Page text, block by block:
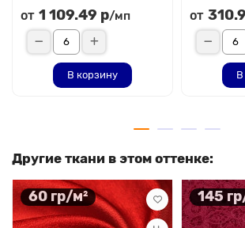
от 1 109.49 р/мп
В корзину
от
В
Другие ткани в этом оттенке:
60 гр/м² 145